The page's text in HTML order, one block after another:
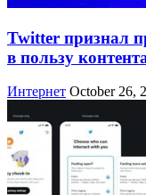
Twitter признал
в пользу
Интернет October 26,